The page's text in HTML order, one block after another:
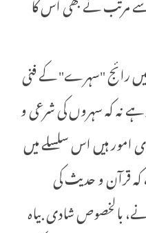
میں رائج "سہرے" کے فنی
نہ کہ سہروں کی شرعی و
ہیں اس سلسلے میں
قرآن و حدیث کی
بالخصوص شادی بیاہ